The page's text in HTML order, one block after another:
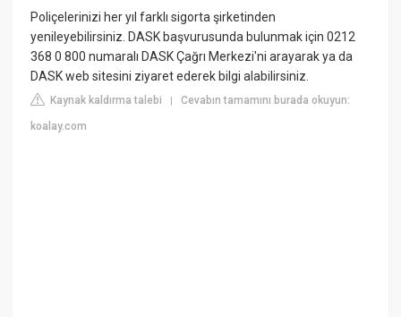
Poliçelerinizi her yıl farklı sigorta şirketinden
yenileyebilirsiniz. DASK başvurusunda bulunmak için 0212
368 0 800 numaralı DASK Çağrı Merkezi'ni arayarak ya da
DASK web sitesini ziyaret ederek bilgi alabilirsiniz.
Kaynak kaldırma talebi |Cevabın tamamını burada okuyun:
koalay.com